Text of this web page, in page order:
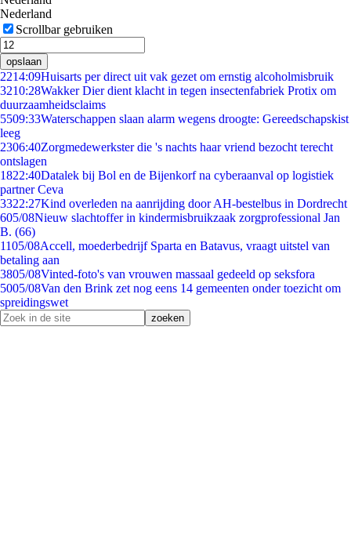
Nederland
Scrollbar gebruiken
opslaan
2214:09Huisarts per direct uit vak gezet om ernstig alcoholmisbruik
3210:28Wakker Dier dient klacht in tegen insectenfabriek Protix om
duurzaamheidsclaims
5509:33Waterschappen slaan alarm wegens droogte: Gereedschapskist
leeg
2306:40Zorgmedewerkster die 's nachts haar vriend bezocht terecht
ontslagen
1822:40Datalek bij Bol en de Bijenkorf na cyberaanval op logistiek
partner Ceva
3322:27Kind overleden na aanrijding door AH-bestelbus in Dordrecht
605/08Nieuw slachtoffer in kindermisbruikzaak zorgprofessional Jan
B. (66)
1105/08Accell, moederbedrijf Sparta en Batavus, vraagt uitstel van
betaling aan
3805/08Vinted-foto's van vrouwen massaal gedeeld op seksfora
5005/08Van den Brink zet nog eens 14 gemeenten onder toezicht om
spreidingswet